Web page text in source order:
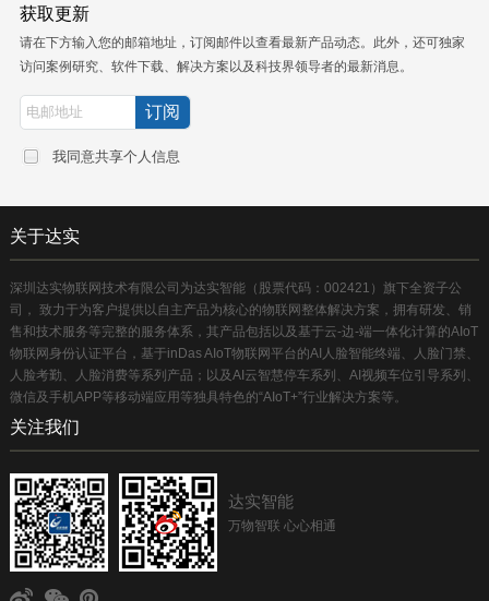
获取更新
请在下方输入您的邮箱地址，订阅邮件以查看最新产品动态。此外，还可独家
访问案例研究、软件下载、解决方案以及科技界领导者的最新消息。
我同意共享个人信息
关于达实
深圳达实物联网技术有限公司为达实智能（股票代码：002421）旗下全资子公
司， 致力于为客户提供以自主产品为核心的物联网整体解决方案，拥有研发、销
售和技术服务等完整的服务体系，其产品包括以及基于云-边-端一体化计算的AIoT
物联网身份认证平台，基于inDas AIoT物联网平台的AI人脸智能终端、人脸门禁、
人脸考勤、人脸消费等系列产品；以及AI云智慧停车系列、AI视频车位引导系列、
微信及手机APP等移动端应用等独具特色的“AIoT+”行业解决方案等。
关注我们
达实智能
万物智联 心心相通